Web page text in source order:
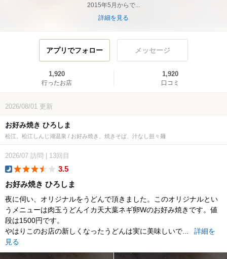
2015年5月からで...
詳細を見る
アプリでフォロー メッセージ
1,920
行ったお店
1,920
口コミ
2026/08/01 更新
お好み焼き ひろしま
松江、松江しんじ湖温泉 / お好み焼き、焼きそば、汁なし担々麺
2026/07 訪問 13回目
3.5
お好み焼き ひろしま
夜に伺い、オリジナルをうどんで頂きました。このオリジナルとい
うメニューは肉玉うどんイカ天大葉ネギ卵Wのお好み焼きです。値
段は1500円です。
やはりこのお店の新しくなったうどんは実に美味しいで...
詳細を
見る